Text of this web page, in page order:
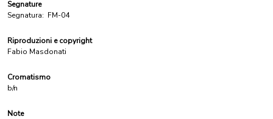
Segnature
Segnatura: FM-04
Riproduzioni e copyright
Fabio Masdonati
Cromatismo
b/n
Note